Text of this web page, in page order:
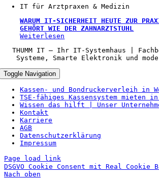
IT für Arztpraxen & Medizin
WARUM IT-SICHERHEIT HEUTE ZUR
GEHÖRT WIE DER ZAHNARZTSTUHL
Weiterlesen
THUMM IT – Ihr IT-Systemhaus |
Systeme, Smarte Elektronik und
Toggle Navigation
Kassen- und Bondruckerverleih in
TSE‑fähiges Kassensystem mieten
Wissen das hilft | Unser
Kontakt
Karriere
AGB
Datenschutzerklärung
Impressum
Page load link
DSGVO Cookie Consent mit Real Cookie
Nach oben